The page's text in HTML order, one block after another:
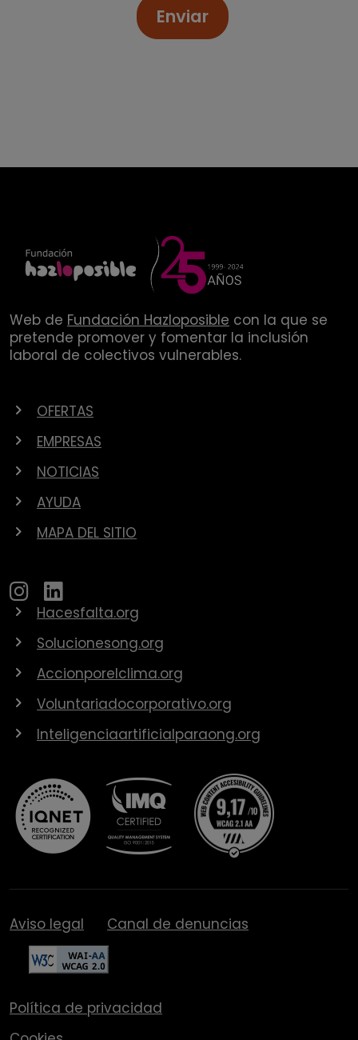
Enviar
Web de Fundación Hazloposible con la que se
pretende promover y fomentar la inclusión
laboral de colectivos vulnerables.
OFERTAS
EMPRESAS
NOTICIAS
AYUDA
MAPA DEL SITIO
Hacesfalta.org
Solucionesong.org
Accionporelclima.org
Voluntariadocorporativo.org
Inteligenciaartificialparaong.org
Aviso legal Canal de denuncias
Política de privacidad